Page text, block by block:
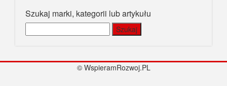
Szukaj marki, kategorii lub artykułu
© WspieramRozwoj.PL